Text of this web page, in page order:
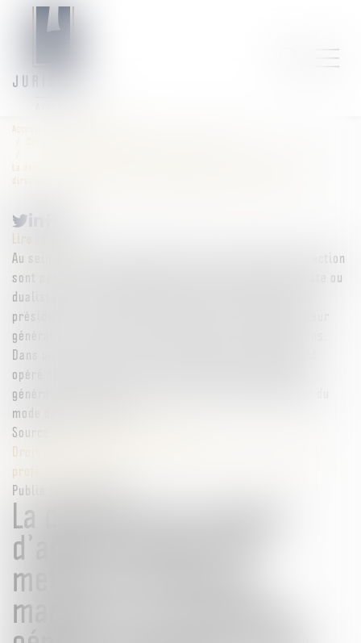
Accueil
La décision du conseil d’administration de mettre un terme au mandat d’un
directeur général constitue-t-elle systématiquement une révocation ?
La décision du conseil
d’administration de
mettre un terme au
mandat d’un directeur
Publié le :
Droit des sociétés
professionnelles
Source :
Au sein d’une société anonyme, plusieurs modes de direction
sont possibles, notamment entre la gouvernance moniste ou
dualiste. Il est alors possible d’associer la fonction de
président du conseil d’administration à celle de directeur
général ou, au contraire, de dissocier ces deux fonctions.
Dans un récent arrêt, les Juges du Quai de l’horloge ont
opéré une distinction entre la révocation du directeur
général d’une société anonyme ou une simple évolution du
mode de gouvernance...
Lire la suite